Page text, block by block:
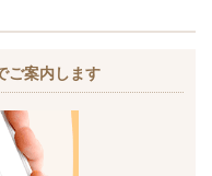
ご案内します